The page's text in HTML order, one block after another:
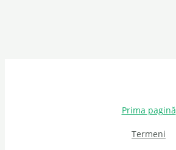
Prima pagină
Termeni